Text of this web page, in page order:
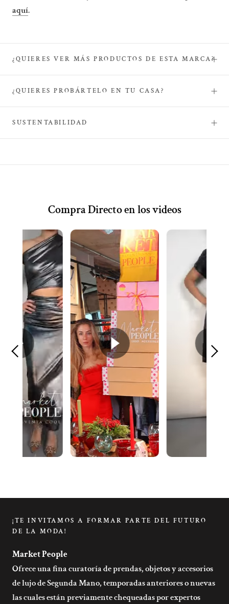
aquí.
¿QUIERES VER MÁS PRODUCTOS DE ESTA MARCA?
¿QUIERES PROBÁRTELO EN TU CASA?
SUSTENTABILIDAD
¡TE INVITAMOS A FORMAR PARTE DEL FUTURO
DE LA MODA!
Market People
Ofrece una fina curatoría de prendas, objetos y accesorios
de lujo de Segunda Mano, temporadas anteriores o nuevas
las cuales están previamente chequeadas por expertos